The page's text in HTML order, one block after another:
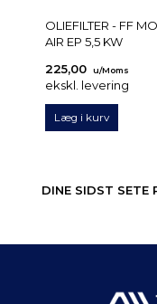
OLIEFILTER - FF
AIR EP 5,5 KW
225,00
u/Moms
ekskl. levering
Læg i kurv
DINE SIDST SETE